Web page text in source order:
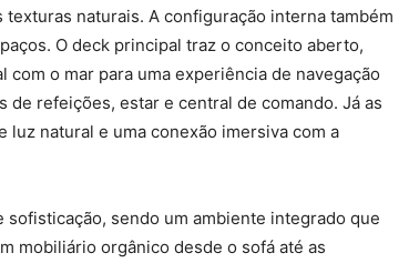
naturais. A configuração interna também
O deck principal traz o conceito aberto,
o mar para uma experiência de navegação
de refeições, estar e central de comando. Já as
luz natural e uma conexão imersiva com a
sendo um ambiente integrado que
mobiliário orgânico desde o sofá até as